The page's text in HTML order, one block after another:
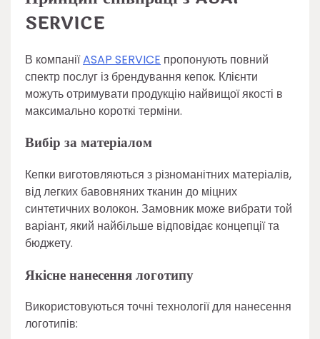
SERVICE
В компаніїASAP SERVICE пропонують повний
спектр послуг із брендування кепок. Клієнти
можуть отримувати продукцію найвищої якості в
максимально короткі терміни.
Вибір за матеріалом
Кепки виготовляються з різноманітних матеріалів,
від легких бавовняних тканин до міцних
синтетичних волокон. Замовник може вибрати той
варіант, який найбільше відповідає концепції та
бюджету.
Якісне нанесення логотипу
Використовуються точні технології для нанесення
логотипів: